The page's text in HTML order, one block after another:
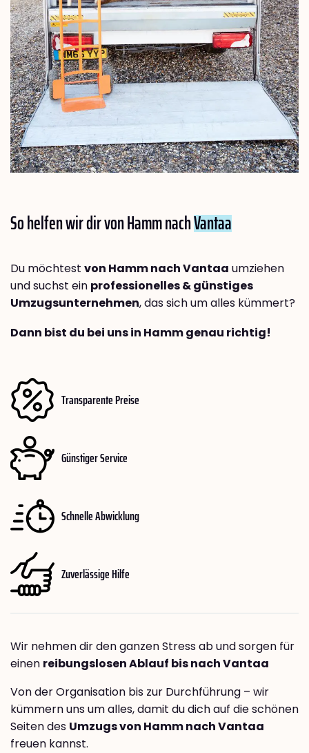
So helfen wir dir von Hamm nachVantaa
Du möchtest von Hamm nach Vantaa umziehen
und suchst ein professionelles & günstiges
Umzugsunternehmen, das sich um alles kümmert?
Dann bist du bei uns in Hamm genau richtig!
Transparente Preise
Günstiger Service
Schnelle Abwicklung
Zuverlässige Hilfe
Wir nehmen dir den ganzen Stress ab und sorgen für
einen reibungslosen Ablauf bis nach Vantaa
Von der Organisation bis zur Durchführung – wir
kümmern uns um alles, damit du dich auf die schönen
Seiten des Umzugs von Hamm nach Vantaa
freuen kannst.